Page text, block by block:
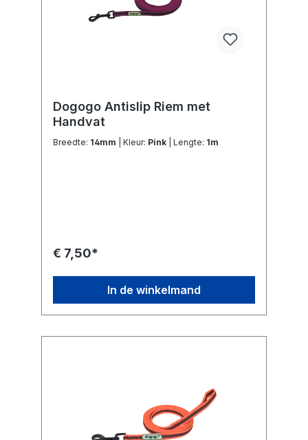
Dogogo Antislip Riem met
Handvat
Breedte: 14mm | Kleur: Pink | Lengte: 1m
€ 7,50*
In de winkelmand